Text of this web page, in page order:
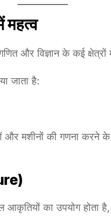
महत्व
और विज्ञान के कई क्षेत्रों
जाता है:
मशीनों की गणना करने के
आकृतियों का उपयोग होता